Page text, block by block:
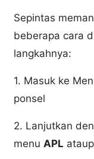
Sepintas
beberapa cara
langkahnya:
1. Masuk ke
ponsel
2. Lanjutkan
menuAPL